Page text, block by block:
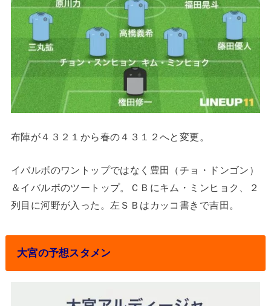
布陣が４３２１から春の４３１２へと変更。
イバルボのワントップではなく豊田（チョ・ドンゴン）
＆イバルボのツートップ。ＣＢにキム・ミンヒョク、２
列目に河野が入った。左ＳＢはカッコ書きで吉田。
大宮の予想スタメン